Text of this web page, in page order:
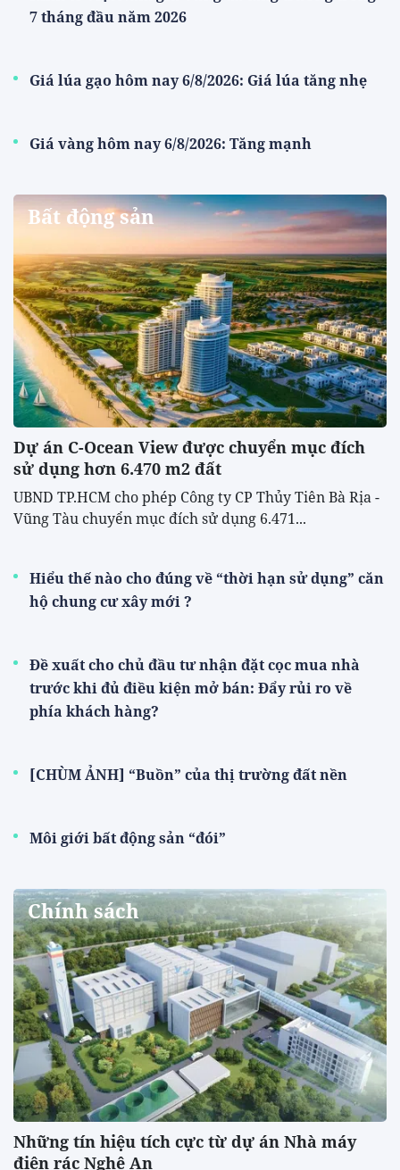
7 tháng đầu năm 2026
Giá lúa gạo hôm nay 6/8/2026: Giá lúa tăng nhẹ
Giá vàng hôm nay 6/8/2026: Tăng mạnh
Bất động sản
Dự án C-Ocean View được chuyển mục đích
sử dụng hơn 6.470 m2 đất
UBND TP.HCM cho phép Công ty CP Thủy Tiên Bà Rịa -
Vũng Tàu chuyển mục đích sử dụng 6.471...
Hiểu thế nào cho đúng về “thời hạn sử dụng” căn
hộ chung cư xây mới ?
Đề xuất cho chủ đầu tư nhận đặt cọc mua nhà
trước khi đủ điều kiện mở bán: Đẩy rủi ro về
phía khách hàng?
[CHÙM ẢNH] “Buồn” của thị trường đất nền
Môi giới bất động sản “đói”
Chính sách
Những tín hiệu tích cực từ dự án Nhà máy
điện rác Nghệ An